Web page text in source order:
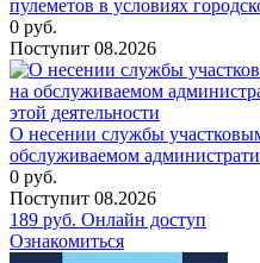
пулеметов в условиях
0 руб.
Поступит 08.2026
О несении службы
обслуживаемом
0 руб.
Поступит 08.2026
189 руб. Онлайн доступ
Ознакомиться